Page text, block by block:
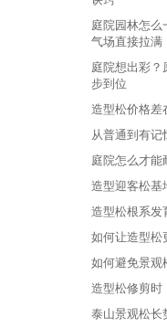
庭院园林怎
气场直接拉满
庭院想出彩
步到位
造型松价格差
从普通到有
庭院怎么才能
造型迎客松基
造型松根系发
如何让造型松
如何避免景观
造型松修剪时
泰山景观松长